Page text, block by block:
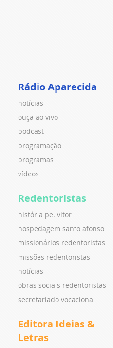
Rádio Aparecida
notícias
ouça ao vivo
podcast
programação
programas
vídeos
Redentoristas
história pe. vitor
hospedagem santo afonso
missionários redentoristas
missões redentoristas
notícias
obras sociais redentoristas
secretariado vocacional
Editora Ideias &
Letras